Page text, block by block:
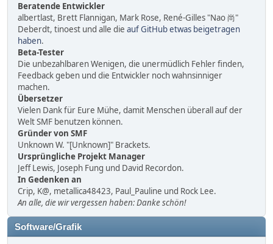
Beratende Entwickler
albertlast, Brett Flannigan, Mark Rose, René-Gilles "Nao 尚"
Deberdt, tinoest und alle die auf GitHub etwas beigetragen
haben.
Beta-Tester
Die unbezahlbaren Wenigen, die unermüdlich Fehler finden,
Feedback geben und die Entwickler noch wahnsinniger
machen.
Übersetzer
Vielen Dank für Eure Mühe, damit Menschen überall auf der
Welt SMF benutzen können.
Gründer von SMF
Unknown W. "[Unknown]" Brackets.
Ursprüngliche Projekt Manager
Jeff Lewis, Joseph Fung und David Recordon.
In Gedenken an
Crip, K@, metallica48423, Paul_Pauline und Rock Lee.
An alle, die wir vergessen haben: Danke schön!
Software/Grafik